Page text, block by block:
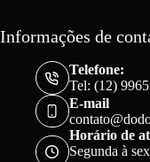
Informações de
Telefone:
Tel: (12)
E-mail
Horário de
Segunda à